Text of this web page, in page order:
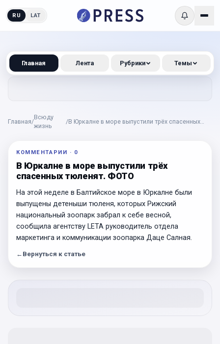
RU LAT
Главная/
Всюду
жизнь
/В Юркалне в море выпустили трёх спасенных
КОММЕНТАРИИ · 0
В Юркалне в море выпустили трёх
спасенных тюленят. ФОТО
На этой неделе в Балтийское море в Юркалне были
выпущены детеныши тюленя, которых Рижский
национальный зоопарк забрал к себе весной,
сообщила агентству LETA руководитель отдела
маркетинга и коммуникации зоопарка Даце Салная.
← Вернуться к статье
Главная Лента Рубрики Темы